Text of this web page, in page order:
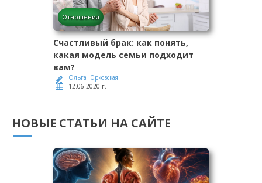
Отношения
Счастливый брак: как понять,
какая модель семьи подходит
вам?
Ольга Юрковская
12.06.2020 г.
НОВЫЕ СТАТЬИ НА САЙТЕ